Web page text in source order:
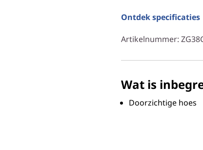
Ontdek specificaties
Artikelnummer:
Wat is
Doorzichtige hoes